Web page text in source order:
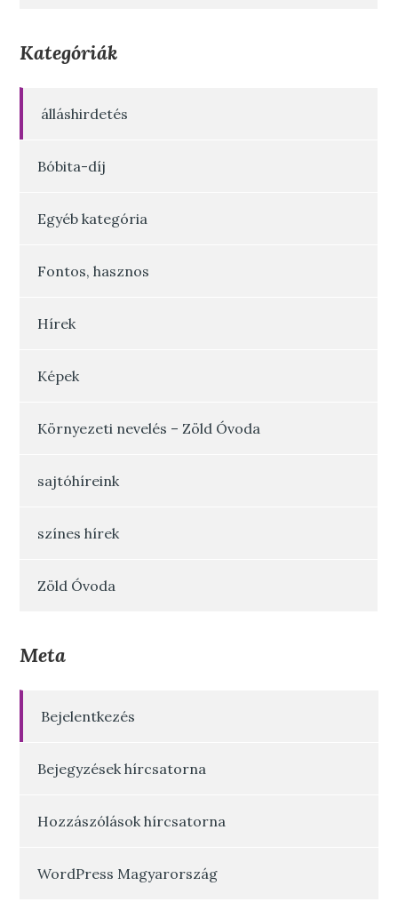
Kategóriák
álláshirdetés
Bóbita-díj
Egyéb kategória
Fontos, hasznos
Hírek
Képek
Környezeti nevelés – Zöld Óvoda
sajtóhíreink
színes hírek
Zöld Óvoda
Meta
Bejelentkezés
Bejegyzések hírcsatorna
Hozzászólások hírcsatorna
WordPress Magyarország